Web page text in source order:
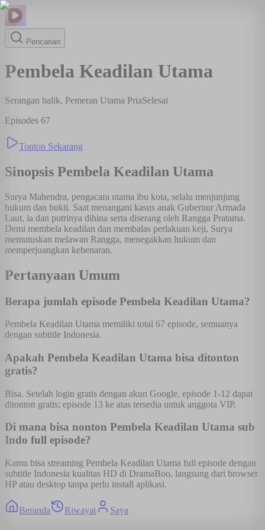
Pencarian
Pembela Keadilan Utama
Serangan balik, Pemeran Utama PriaSelesai
Episodes 67
Tonton Sekarang
Sinopsis Pembela Keadilan Utama
Surya Mahendra, pengacara utama ibu kota, selalu menjunjung
hukum dan bukti. Saat menangani kasus anak Gubernur Armada
Laut, ia dan putrinya dihina serta diserang oleh Rangga Pratama.
Demi membela keadilan dan membalas perlakuan keji, Surya
memutuskan melawan Rangga, menegakkan hukum dan
memperjuangkan kebenaran.
Pertanyaan Umum
Berapa jumlah episode Pembela Keadilan Utama?
Pembela Keadilan Utama memiliki total 67 episode, semuanya
dengan subtitle Indonesia.
Apakah Pembela Keadilan Utama bisa ditonton
gratis?
Bisa. Setelah login gratis dengan akun Google, episode 1-12 dapat
ditonton gratis; episode 13 ke atas tersedia untuk anggota VIP.
Di mana bisa nonton Pembela Keadilan Utama sub
Indo full episode?
Kamu bisa streaming Pembela Keadilan Utama full episode dengan
subtitle Indonesia kualitas HD di DramaBoo, langsung dari browser
HP atau desktop tanpa perlu install aplikasi.
Beranda Riwayat Saya